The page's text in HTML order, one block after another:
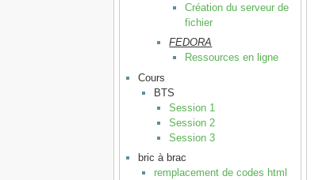
Création du serveur de
fichier
FEDORA
Ressources en ligne
Cours
BTS
Session 1
Session 2
Session 3
bric à brac
remplacement de codes html